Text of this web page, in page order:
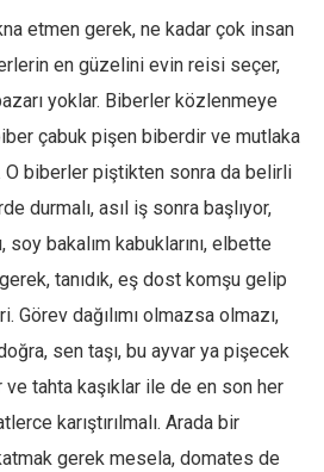
etmen gerek, ne kadar çok insan
en güzelini evin reisi seçer,
yoklar. Biberler közlenmeye
çabuk pişen biberdir ve mutlaka
O biberler piştikten sonra da belirli
durmalı, asıl iş sonra başlıyor,
soy bakalım kabuklarını, elbette
tanıdık, eş dost komşu gelip
dağılımı olmazsa olmazı,
sen taşı, bu ayvar ya pişecek
tahta kaşıklar ile de en son her
karıştırılmalı. Arada bir
gerek mesela, domates de